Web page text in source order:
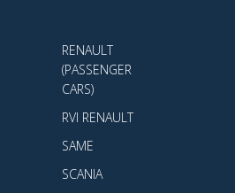
RENAULT
(PASSENGER
CARS)
RVI RENAULT
SAME
SCANIA